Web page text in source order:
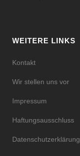
WEITERE LINKS
Kontakt
Wir stellen uns vor
Impressum
Haftungsausschluss
Datenschutzerklärung